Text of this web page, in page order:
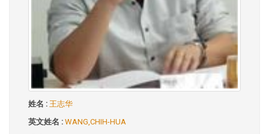
姓名 : 王志华
英文姓名 : WANG,CHIH-HUA